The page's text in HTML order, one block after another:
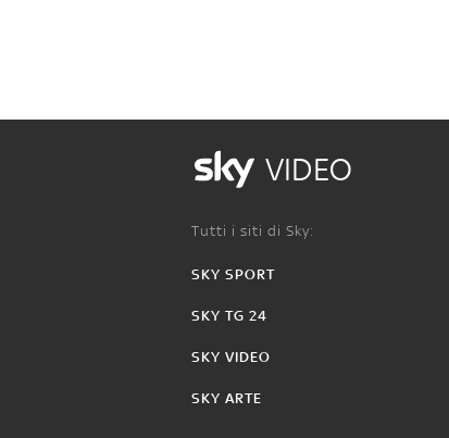
VIDEO
Tutti i siti di Sky:
SKY SPORT
SKY TG 24
SKY VIDEO
SKY ARTE